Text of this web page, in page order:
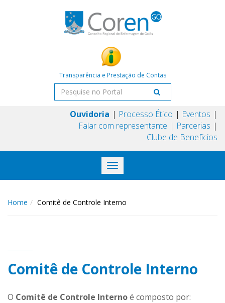
Transparência e Prestação de Contas
Ouvidoria Processo Ético
Eventos
Falar com representante
Parcerias
Clube de Benefícios
Toggle
navigation
Home Comitê de Controle Interno
Comitê de Controle Interno
O Comitê de Controle Internoé composto por: